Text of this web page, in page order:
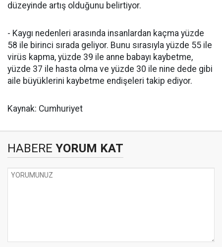
düzeyinde artış olduğunu belirtiyor.
- Kaygı nedenleri arasında insanlardan kaçma yüzde
58 ile birinci sırada geliyor. Bunu sırasıyla yüzde 55 ile
virüs kapma, yüzde 39 ile anne babayı kaybetme,
yüzde 37 ile hasta olma ve yüzde 30 ile nine dede gibi
aile büyüklerini kaybetme endişeleri takip ediyor.
Kaynak: Cumhuriyet
HABERE YORUM KAT